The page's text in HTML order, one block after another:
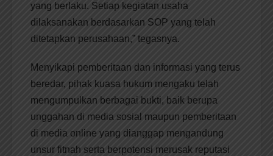
yang berlaku. Setiap kegiatan usaha
dilaksanakan berdasarkan SOP yang telah
ditetapkan perusahaan,” tegasnya.
Menyikapi pemberitaan dan informasi yang terus
beredar, pihak kuasa hukum mengaku telah
mengumpulkan berbagai bukti, baik berupa
unggahan di media sosial maupun pemberitaan
di media online yang dianggap mengandung
unsur fitnah serta berpotensi merusak reputasi